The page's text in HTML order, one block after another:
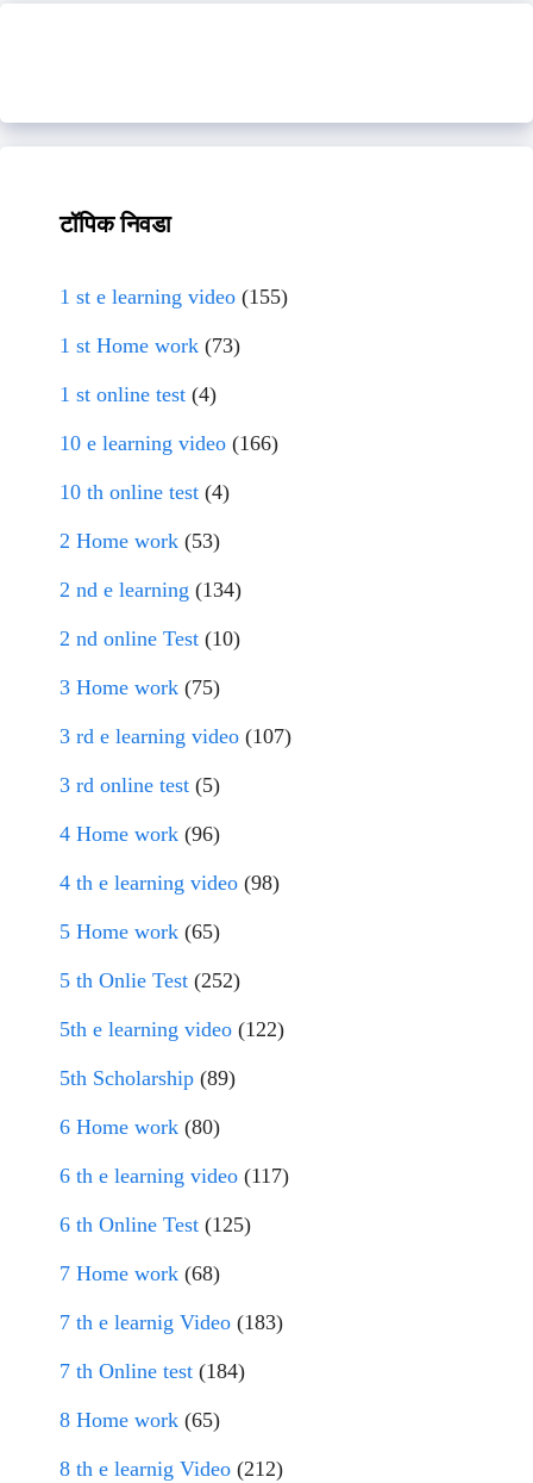
टॉपिक निवडा
1 st e learning video (155)
1 st Home work (73)
1 st online test (4)
10 e learning video (166)
10 th online test (4)
2 Home work (53)
2 nd e learning (134)
2 nd online Test (10)
3 Home work (75)
3 rd e learning video (107)
3 rd online test (5)
4 Home work (96)
4 th e learning video (98)
5 Home work (65)
5 th Onlie Test (252)
5th e learning video (122)
5th Scholarship (89)
6 Home work (80)
6 th e learning video (117)
6 th Online Test (125)
7 Home work (68)
7 th e learnig Video (183)
7 th Online test (184)
8 Home work (65)
8 th e learnig Video (212)